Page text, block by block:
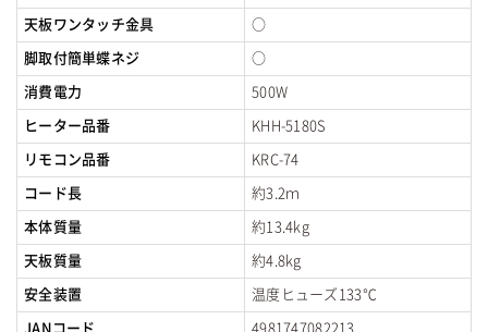
天板ワンタッチ金具 ○
脚取付簡単蝶ネジ ○
消費電力 500W
ヒーター品番 KHH-5180S
リモコン品番 KRC-74
コード長 約3.2ｍ
本体質量 約13.4kg
天板質量 約4.8kg
安全装置 温度ヒューズ133℃
JANコード 4981747082213